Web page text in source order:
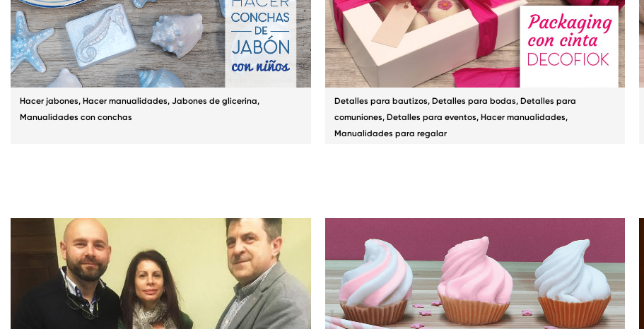
Hacer jabones,Hacer manualidades,Jabones de glicerina,
Manualidades con conchas
Detalles para bautizos,Detalles para bodas,Detalles para
comuniones,Detalles para eventos,Hacer manualidades,
Manualidades para regalar